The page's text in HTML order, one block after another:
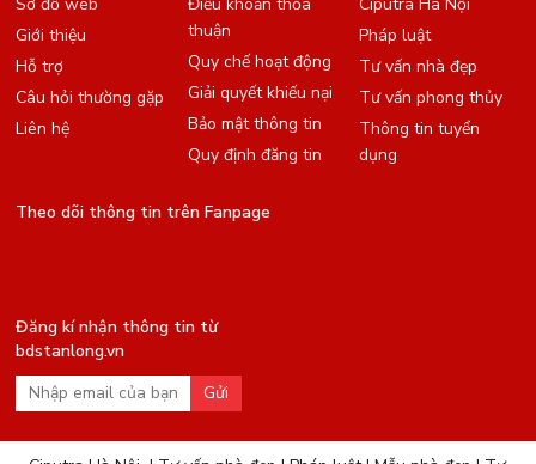
Giới thiệu
Hỗ trợ
Câu hỏi thường gặp
Liên hệ
thuận
Quy chế hoạt động
Giải quyết khiếu nại
Bảo mật thông tin
Quy định đăng tin
Pháp luật
Tư vấn nhà đẹp
Tư vấn phong thủy
Thông tin tuyển
dụng
Theo dõi thông tin trên Fanpage
Đăng kí nhận thông tin từ
bdstanlong.vn
Gửi